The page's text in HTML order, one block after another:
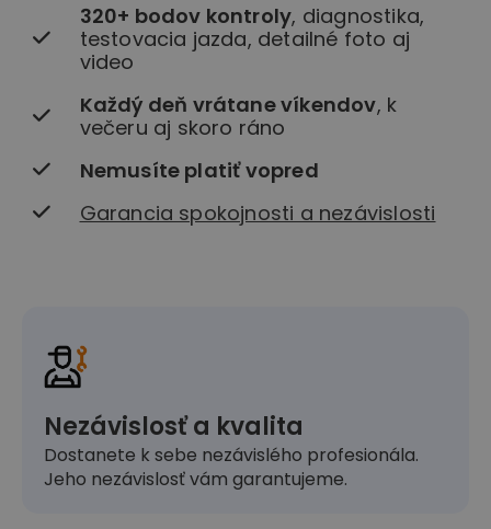
320+ bodov kontroly, diagnostika,
testovacia jazda, detailné foto aj
video
Každý deň vrátane víkendov, k
večeru aj skoro ráno
Nemusíte platiť vopred
Garancia spokojnosti a nezávislosti
Nezávislosť a kvalita
Dostanete k sebe nezávislého profesionála.
Jeho nezávislosť vám garantujeme.